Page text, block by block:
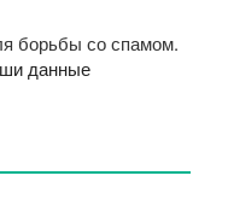
борьбы со спамом.
данные